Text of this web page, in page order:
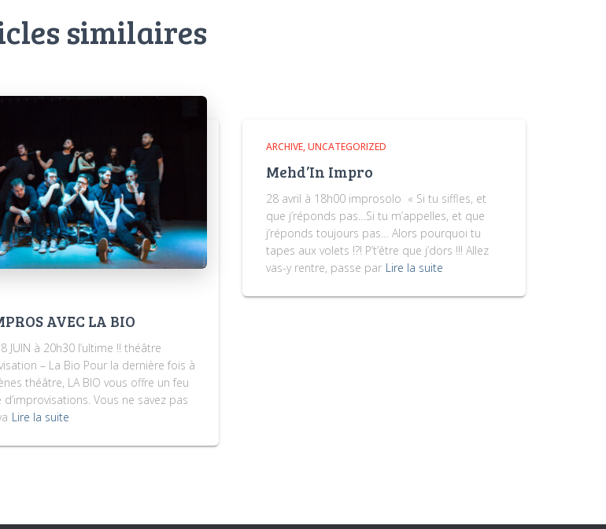
similaires
AVEC LA BIO
JUIN à 20h30 l’ultime !! théâtre
– La Bio Pour la dernière fois à
théâtre, LA BIO vous offre un feu
d’improvisations. Vous ne savez pas
Lire la suite
ARCHIVE UNCATEGORIZED
Mehd’In Impro
28 avril à 18h00 improsolo « Si tu siffles, et
que j’réponds pas…Si tu m’appelles, et que
j’réponds toujours pas… Alors pourquoi tu
tapes aux volets !?! P’t’être que j’dors !!! Allez
vas-y rentre, passe par Lire la suite